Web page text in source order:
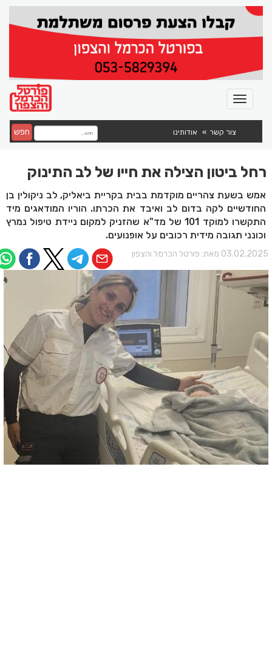
צור קשר אודותינו חפש
רחל ביטון הצילה את חייו של לב התינוק
אמש בשעת צהריים מוקדמת בבית בקריית ביאליק, לב ניקולין בן
החודשיים לקה בדום לב ואיבד את הכרתו. הוריו המודאגים מיד
התקשרו למוקד 101 של מד"א שהזניק למקום ניידת טיפול נמרץ
וכונני תגובה מידית רכובים על אופנועים.
מאת: פורטל הכרמל והצפון